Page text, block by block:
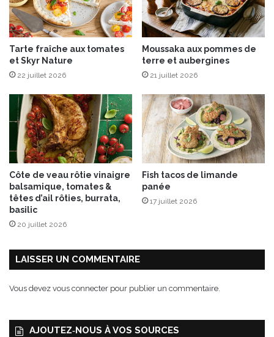
t
é
!
Tarte fraîche aux tomates
et Skyr Nature
22 juillet 2026
Moussaka aux pommes de
terre et aubergines
21 juillet 2026
Côte de veau rôtie vinaigre
balsamique, tomates &
têtes d’ail rôties, burrata,
basilic
20 juillet 2026
Fish tacos de limande
panée
17 juillet 2026
LAISSER UN COMMENTAIRE
Vous devez vous connecter pour publier un commentaire.
AJOUTEZ‑NOUS À VOS SOURCES